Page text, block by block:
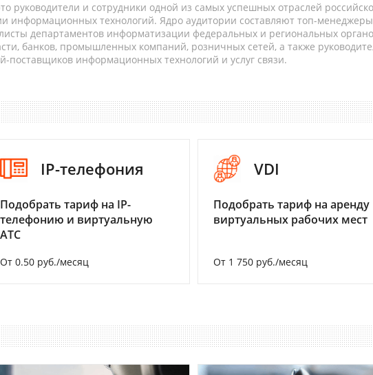
руководители и сотрудники одной из самых успешных отраслей
информационных технологий. Ядро аудитории составляют топ-
департаментов информатизации федеральных и региональных
банков, промышленных компаний, розничных сетей, а также
поставщиков информационных технологий и услуг связи.
IP-телефония
Подобрать тариф на IP-
телефонию и виртуальную
АТС
От 0.50 руб./месяц
VDI
Подобрать тариф на аренду
виртуальных рабочих мест
От 1 750 руб./месяц